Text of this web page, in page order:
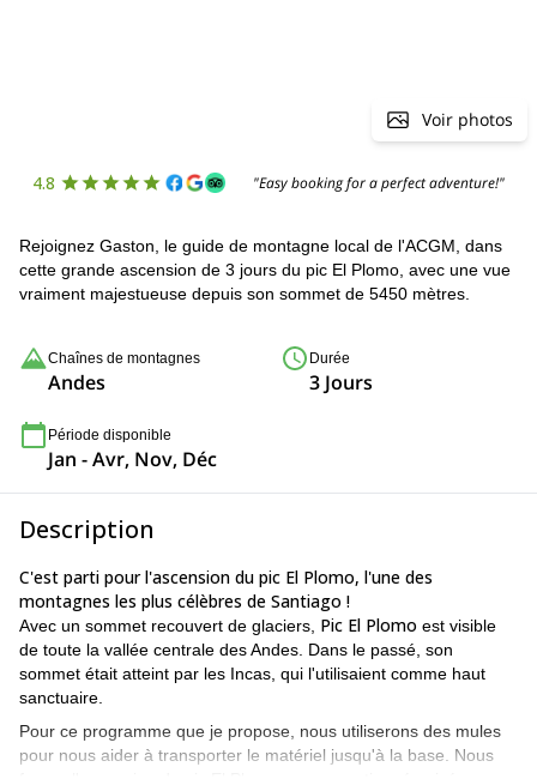
Voir photos
4.8 "Easy booking for a perfect adventure!"
Rejoignez Gaston, le guide de montagne local de l'ACGM, dans
cette grande ascension de 3 jours du pic El Plomo, avec une vue
vraiment majestueuse depuis son sommet de 5450 mètres.
Chaînes de montagnes
Andes
Durée
3 Jours
Période disponible
Jan - Avr, Nov, Déc
Description
C'est parti pour l'ascension du pic El Plomo, l'une des
montagnes les plus célèbres de Santiago !
Avec un sommet recouvert de glaciers, Pic El Plomo est visible
de toute la vallée centrale des Andes. Dans le passé, son
sommet était atteint par les Incas, qui l'utilisaient comme haut
sanctuaire.
Pour ce programme que je propose, nous utiliserons des mules
pour nous aider à transporter le matériel jusqu'à la base. Nous